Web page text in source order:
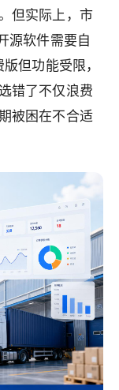
但实际上，市
源软件需要自
但功能受限，
错了不仅浪费
被困在不合适